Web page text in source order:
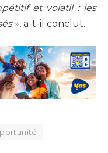
et volatil : les
», a-t-il conclut.